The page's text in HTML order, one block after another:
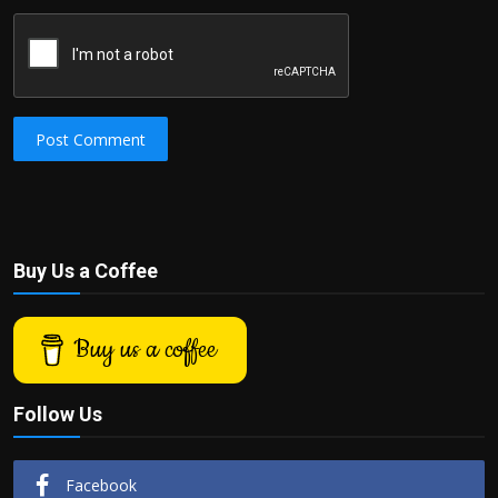
Post Comment
Buy Us a Coffee
Buy us a coffee
Follow Us
Facebook